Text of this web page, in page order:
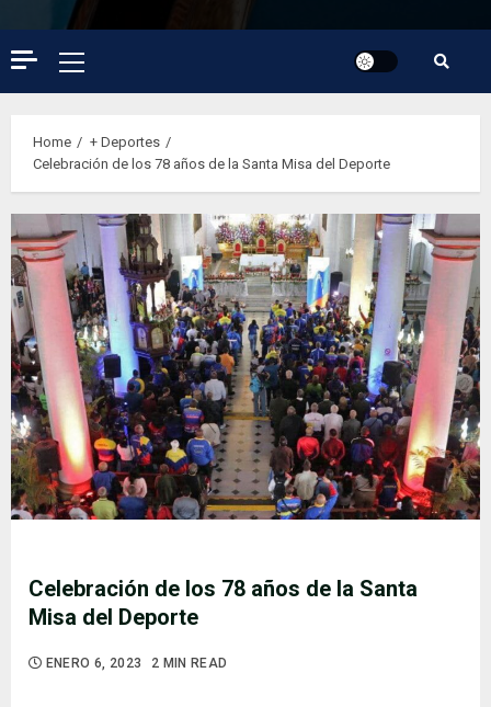
Primary
Menu
Home
+ Deportes
Celebración de los 78 años de la Santa Misa del Deporte
Celebración de los 78 años de la Santa
Misa del Deporte
ENERO 6, 2023 2 MIN READ